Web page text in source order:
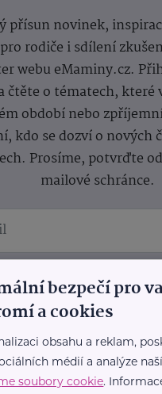
přísun novinek,
rodiče i sdílení
webu eMaminy.cz.
čtěte o tématech, které
období nebo
kdo se dozví o nových
Prosíme, potvrďte
mailové schránce.
bezpečí pro
a cookies
obsahu a reklam,
médií a analýze
soubory cookie.